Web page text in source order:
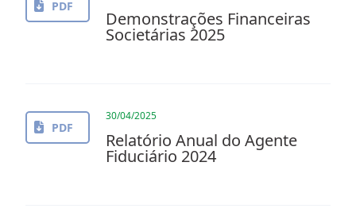
PDF
Demonstrações Financeiras
Societárias 2025
PDF
30/04/2025
Relatório Anual do Agente
Fiduciário 2024